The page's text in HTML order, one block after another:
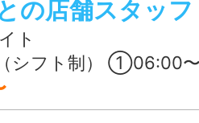
ト
①06:00〜09:00 ②06:00〜08:00